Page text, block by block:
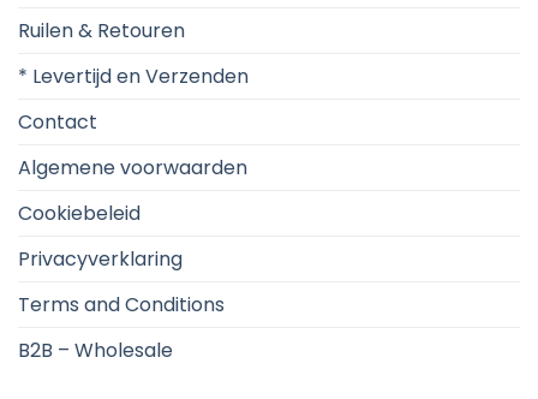
Ruilen & Retouren
* Levertijd en Verzenden
Contact
Algemene voorwaarden
Cookiebeleid
Privacyverklaring
Terms and Conditions
B2B – Wholesale